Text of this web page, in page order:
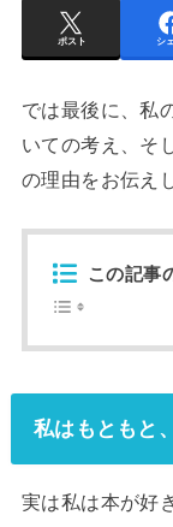
ポスト シ
では最後に、私
いての考え、そ
の理由をお伝え
この記事
私はもともと
実は私は本が好